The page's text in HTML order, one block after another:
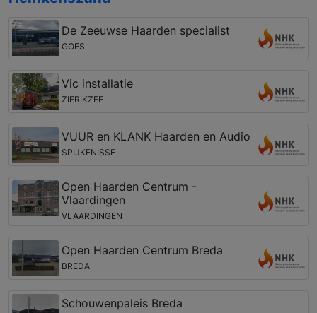
De Zeeuwse Haarden specialist
GOES
Vic installatie
ZIERIKZEE
VUUR en KLANK Haarden en Audio
SPIJKENISSE
Open Haarden Centrum -
Vlaardingen
VLAARDINGEN
Open Haarden Centrum Breda
BREDA
Schouwenpaleis Breda